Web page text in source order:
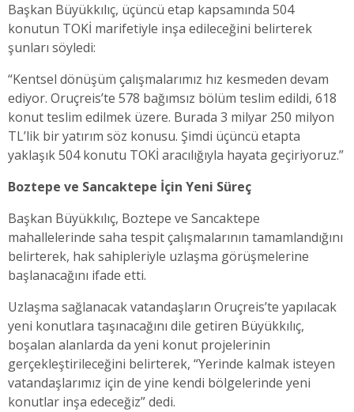
Başkan Büyükkılıç, üçüncü etap kapsamında 504
konutun TOKİ marifetiyle inşa edileceğini belirterek
şunları söyledi:
“Kentsel dönüşüm çalışmalarımız hız kesmeden devam
ediyor. Oruçreis’te 578 bağımsız bölüm teslim edildi, 618
konut teslim edilmek üzere. Burada 3 milyar 250 milyon
TL’lik bir yatırım söz konusu. Şimdi üçüncü etapta
yaklaşık 504 konutu TOKİ aracılığıyla hayata geçiriyoruz.”
Boztepe ve Sancaktepe İçin Yeni Süreç
Başkan Büyükkılıç, Boztepe ve Sancaktepe
mahallelerinde saha tespit çalışmalarının tamamlandığını
belirterek, hak sahipleriyle uzlaşma görüşmelerine
başlanacağını ifade etti.
Uzlaşma sağlanacak vatandaşların Oruçreis’te yapılacak
yeni konutlara taşınacağını dile getiren Büyükkılıç,
boşalan alanlarda da yeni konut projelerinin
gerçekleştirileceğini belirterek, “Yerinde kalmak isteyen
vatandaşlarımız için de yine kendi bölgelerinde yeni
konutlar inşa edeceğiz” dedi.